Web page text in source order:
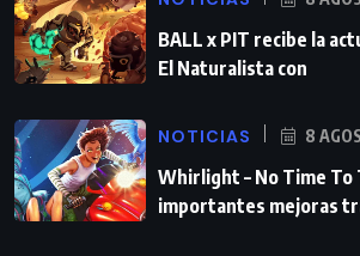
BALL x PIT recibe la
El Naturalista con
NOTICIAS 8
Whirlight – No Time To
importantes mejoras